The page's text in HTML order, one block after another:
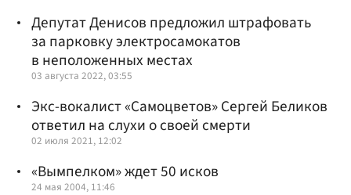
Депутат Денисов предложил штрафовать
за парковку электросамокатов
в неположенных местах
03 августа 2022, 03:55
Экс-вокалист «Самоцветов» Сергей Беликов
ответил на слухи о своей смерти
02 июля 2021, 12:02
«Вымпелком» ждет 50 исков
24 мая 2004, 11:46